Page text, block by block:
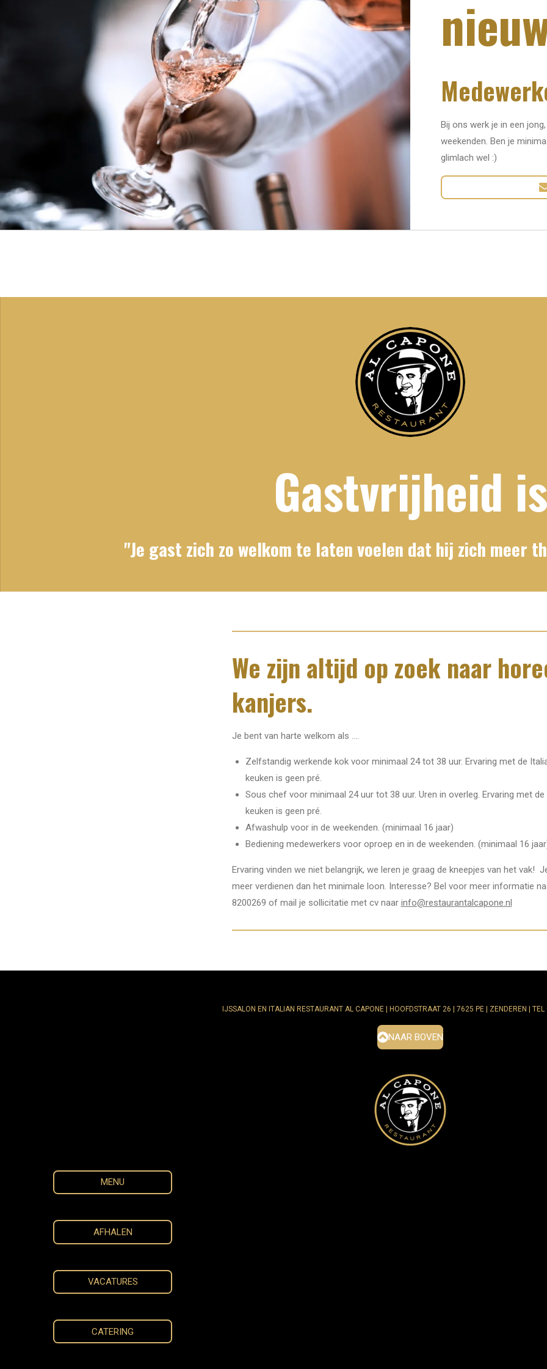
Bij ons werk je in een
weekenden. Ben je
glimlach wel :)
Gastvrijheid is
"Je gast zich zo welkom te laten voelen dat hij zich meer
We zijn altijd op zoek naar
kanjers.
Je bent van harte welkom als ....
Zelfstandig werkende kok voor minimaal 24 tot 38 uur. Ervaring met de
keuken is geen pré.
Sous chef voor minimaal 24 uur tot 38 uur. Uren in overleg. Ervaring met
keuken is geen pré.
Afwashulp voor in de weekenden. (minimaal 16 jaar)
Bediening medewerkers voor oproep en in de weekenden. (minimaal 16
Ervaring vinden we niet belangrijk, we leren je graag de kneepjes van het vak!
meer verdienen dan het minimale loon. Interesse? Bel voor meer informatie
8200269 of mail je sollicitatie met cv naar info@restaurantalcapone.nl
IJSSALON EN ITALIAN RESTAURANT AL CAPONE | HOOFDSTRAAT 26 | 7625 PE | ZENDEREN |
NAAR BOVEN
MENU
AFHALEN
VACATURES
CATERING